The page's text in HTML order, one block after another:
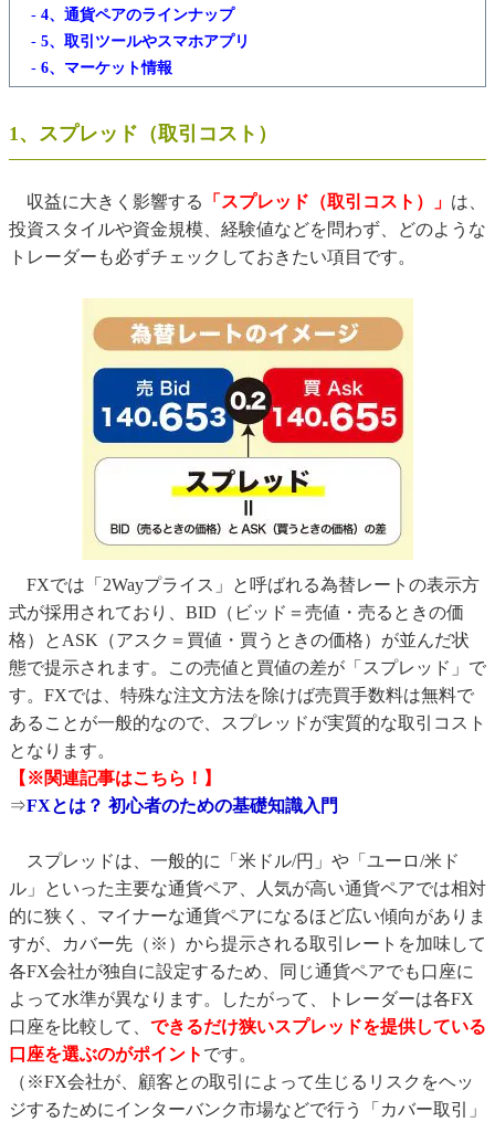
- 4、通貨ペアのラインナップ
- 5、取引ツールやスマホアプリ
- 6、マーケット情報
1、スプレッド（取引コスト）
収益に大きく影響する 「スプレッド（取引コスト）」 は、
投資スタイルや資金規模、経験値などを問わず、どのような
トレーダーも必ずチェックしておきたい項目です。
FXでは「2Wayプライス」と呼ばれる為替レートの表示方
式が採用されており、BID（ビッド＝売値・売るときの価
格）とASK（アスク＝買値・買うときの価格）が並んだ状
態で提示されます。この売値と買値の差が「スプレッド」で
す。FXでは、特殊な注文方法を除けば売買手数料は無料で
あることが一般的なので、スプレッドが実質的な取引コスト
となります。
【※関連記事はこちら！】
⇒FXとは？ 初心者のための基礎知識入門
スプレッドは、一般的に「米ドル/円」や「ユーロ/米ド
ル」といった主要な通貨ペア、人気が高い通貨ペアでは相対
的に狭く、マイナーな通貨ペアになるほど広い傾向がありま
すが、カバー先（※）から提示される取引レートを加味して
各FX会社が独自に設定するため、同じ通貨ペアでも口座に
よって水準が異なります。したがって、トレーダーは各FX
口座を比較して、 できるだけ狭いスプレッドを提供している
口座を選ぶのがポイント です。
（※FX会社が、顧客との取引によって生じるリスクをヘッ
ジするためにインターバンク市場などで行う「カバー取引」